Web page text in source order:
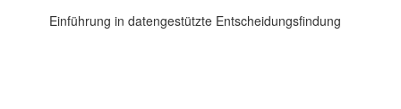
Einführung in datengestützte Entscheidungsfindung